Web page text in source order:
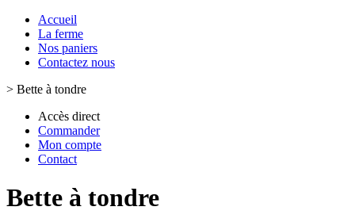
Accueil
La ferme
Nos paniers
Contactez nous
> Bette à tondre
Accès direct
Commander
Mon compte
Contact
Bette à tondre